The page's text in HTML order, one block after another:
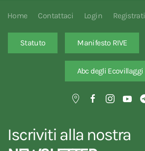
Home Contattaci Login Registrati
Statuto Manifesto RIVE
Abc degli Ecovillaggi
Iscriviti alla nostra